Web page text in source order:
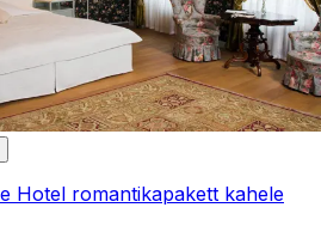
Hotel romantikapakett kahele